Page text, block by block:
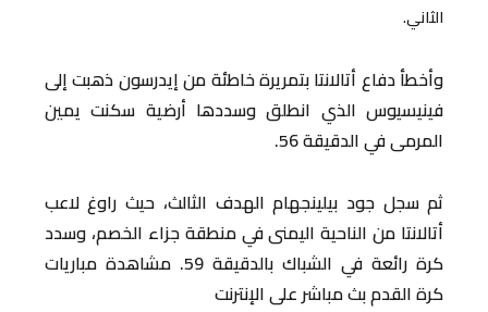
الثاني.
وأخطأ دفاع أتالانتا بتمريرة خاطئة من إيدرسون ذهبت إلى
فينيسيوس الذي انطلق وسددها أرضية سكنت يمين
المرمى في الدقيقة 56.
ثم سجل جود بيلينجهام الهدف الثالث، حيث راوغ لاعب
أتالانتا من الناحية اليمنى في منطقة جزاء الخصم، وسدد
كرة رائعة في الشباك بالدقيقة 59. مشاهدة مباريات
كرة القدم بث مباشر على الإنترنت